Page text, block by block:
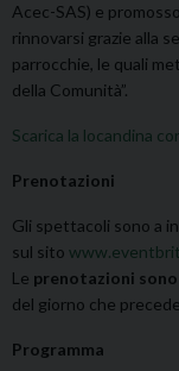
Acec-SAS) e
rinnovarsi grazie alla
parrocchie, le quali
della Comunità”.
Scarica la locandina
Prenotazioni
Gli spettacoli sono a
sul sito
Le prenotazioni
del giorno che
Programma